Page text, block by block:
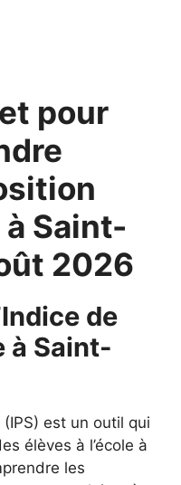
pour
Saint-
2026
de
à Saint-
(IPS) est un outil qui
élèves à l’école à
les